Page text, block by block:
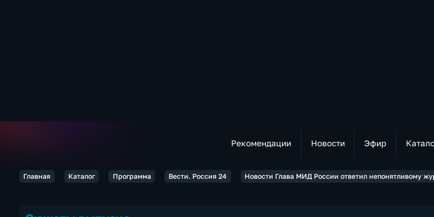
Рекомендации Новости Эфир
Главная Каталог Программа Вести. Россия 24 Новости Глава МИД России ответил непонятливому